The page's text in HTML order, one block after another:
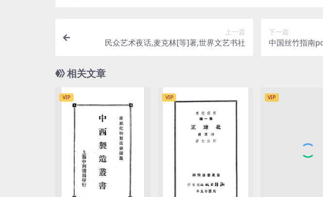
上一篇
民众艺术夜话,麦克林[等]著,世界文艺书社
下一篇
中国丝竹指南
相关文章
VIP VIP VIP